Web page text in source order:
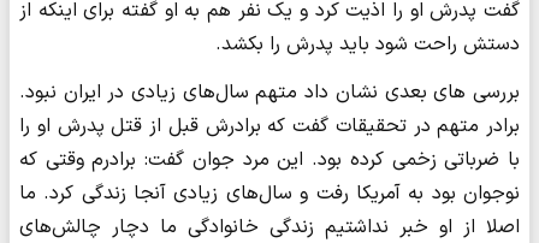
گفت پدرش او را اذیت کرد و یک نفر هم به او گفته برای اینکه از
دستش راحت شود باید پدرش را بکشد.
بررسی های بعدی نشان داد متهم سال‌های زیادی در ایران نبود.
برادر متهم در تحقیقات گفت که برادرش قبل از قتل پدرش او را
با ضرباتی زخمی کرده بود. این مرد جوان گفت: برادرم وقتی که
نوجوان بود به آمریکا رفت و سال‌های زیادی آنجا زندگی کرد. ما
اصلا از او خبر نداشتیم زندگی خانوادگی ما دچار چالش‌های